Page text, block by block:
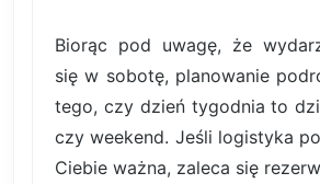
Biorąc pod uwagę, że
się w sobotę, planowanie
tego, czy dzień tygodnia to
czy weekend. Jeśli logistyka
Ciebie ważna, zaleca się